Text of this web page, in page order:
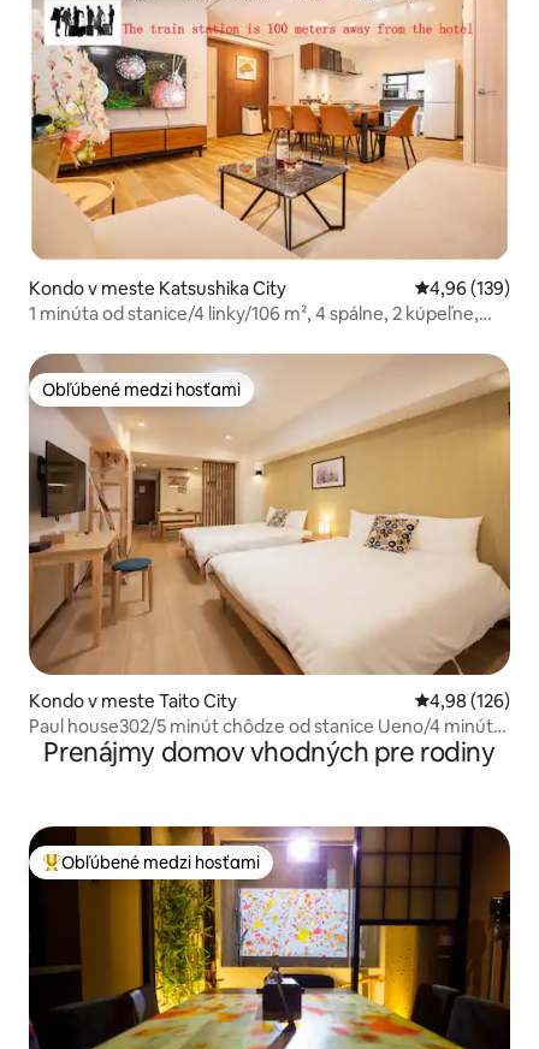
Kondo v meste Katsushika City Priemerné
4,96 (139)
1 minúta od stanice/4 linky/106 m², 4 spálne, 2 kúpeľne,
Obľúbené medzi hosťami
Obľúbené medzi hosťami
Kondo v meste Taito City Priemerné
4,98 (126)
Paul house302/5 minút chôdze od stanice Ueno/4 minúty
od Okachimachi/priame spojenie s letiskom
Narita/bezplatné vysokorýchlostné pripojenie na
Prenájmy domov vhodných pre rodiny
Najobľúbenejšie medzi hosťami
Obľúbené medzi hosťami